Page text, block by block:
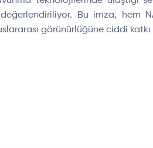
Bu imza, hem
görünürlüğüne ciddi